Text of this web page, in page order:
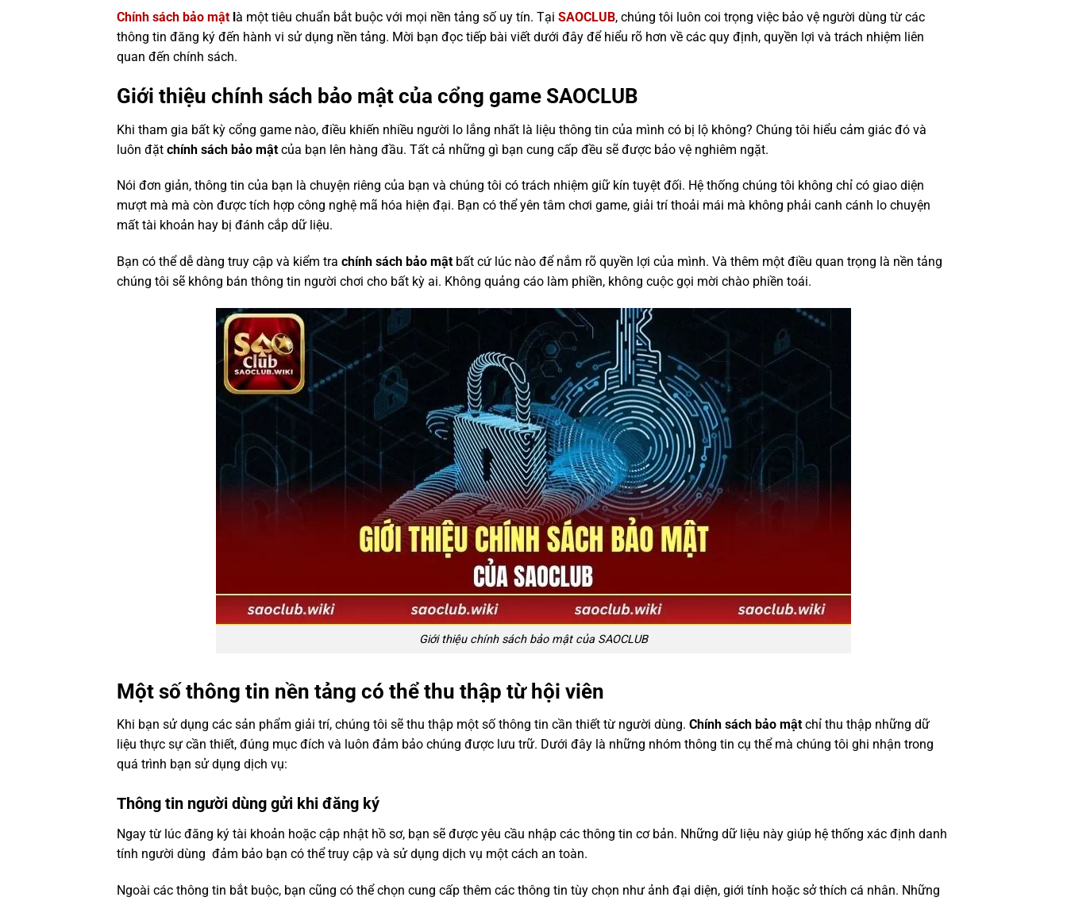
Một số nghĩa vụ của thành viên với chính sách bảo mật
Điền thông tin chính xác lúc đăng ký
Kết luận
Chính sách bảo mật là một tiêu chuẩn bắt buộc với mọi nền tảng số uy tín. Tại SAOCLUB, chúng tôi luôn coi trọng việc bảo vệ người dùng từ các
thông tin đăng ký đến hành vi sử dụng nền tảng. Mời bạn đọc tiếp bài viết dưới đây để hiểu rõ hơn về các quy định, quyền lợi và trách nhiệm liên
quan đến chính sách.
Giới thiệu chính sách bảo mật của cổng game SAOCLUB
Khi tham gia bất kỳ cổng game nào, điều khiến nhiều người lo lắng nhất là liệu thông tin của mình có bị lộ không? Chúng tôi hiểu cảm giác đó và
luôn đặt chính sách bảo mật của bạn lên hàng đầu. Tất cả những gì bạn cung cấp đều sẽ được bảo vệ nghiêm ngặt.
Nói đơn giản, thông tin của bạn là chuyện riêng của bạn và chúng tôi có trách nhiệm giữ kín tuyệt đối. Hệ thống chúng tôi không chỉ có giao diện
mượt mà mà còn được tích hợp công nghệ mã hóa hiện đại. Bạn có thể yên tâm chơi game, giải trí thoải mái mà không phải canh cánh lo chuyện
mất tài khoản hay bị đánh cắp dữ liệu.
Bạn có thể dễ dàng truy cập và kiểm tra chính sách bảo mật bất cứ lúc nào để nắm rõ quyền lợi của mình. Và thêm một điều quan trọng là nền tảng
chúng tôi sẽ không bán thông tin người chơi cho bất kỳ ai. Không quảng cáo làm phiền, không cuộc gọi mời chào phiền toái.
Giới thiệu chính sách bảo mật của SAOCLUB
Một số thông tin nền tảng có thể thu thập từ hội viên
Khi bạn sử dụng các sản phẩm giải trí, chúng tôi sẽ thu thập một số thông tin cần thiết từ người dùng. Chính sách bảo mật chỉ thu thập những dữ
liệu thực sự cần thiết, đúng mục đích và luôn đảm bảo chúng được lưu trữ. Dưới đây là những nhóm thông tin cụ thể mà chúng tôi ghi nhận trong
quá trình bạn sử dụng dịch vụ:
Thông tin người dùng gửi khi đăng ký
Ngay từ lúc đăng ký tài khoản hoặc cập nhật hồ sơ, bạn sẽ được yêu cầu nhập các thông tin cơ bản. Những dữ liệu này giúp hệ thống xác định danh
tính người dùng đảm bảo bạn có thể truy cập và sử dụng dịch vụ một cách an toàn.
Ngoài các thông tin bắt buộc, bạn cũng có thể chọn cung cấp thêm các thông tin tùy chọn như ảnh đại diện, giới tính hoặc sở thích cá nhân. Những